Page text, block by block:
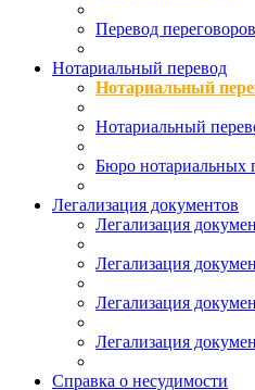
Перевод переговоров
Нотариальный перевод
Нотариальный
Нотариальный
Бюро нотариальных
Легализация документов
Легализация
Легализация
Легализация
Легализация
Справка о несудимости